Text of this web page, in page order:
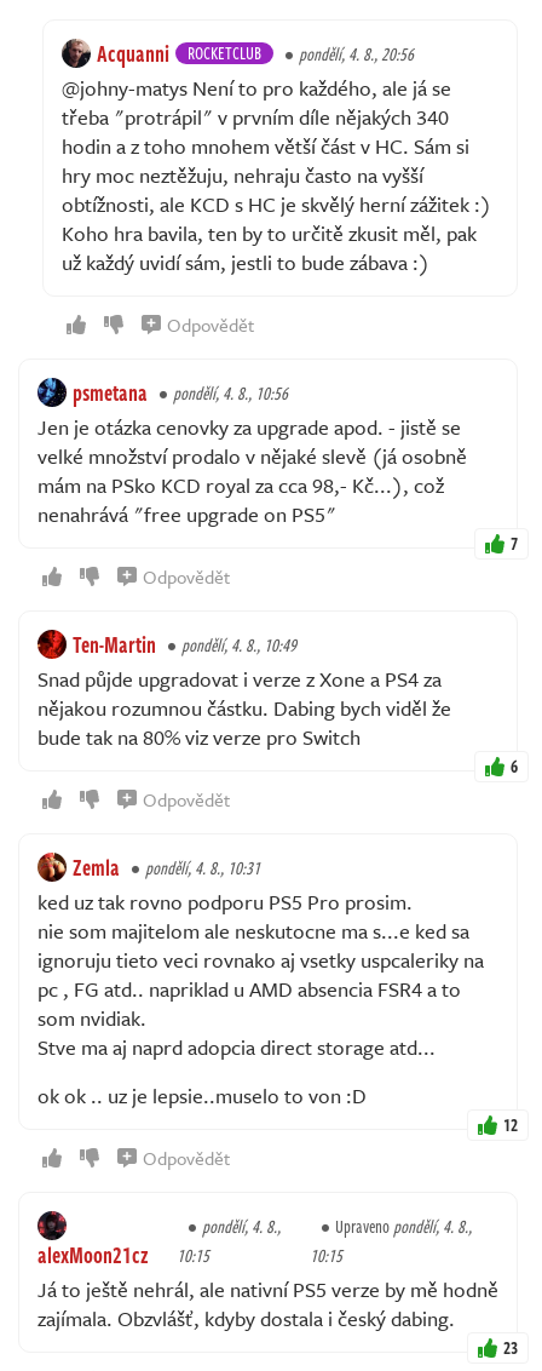
Acquanni ROCKETCLUB pondělí, 4. 8., 20:56
@johny-matys Není to pro každého, ale já se
třeba "protrápil" v prvním díle nějakých 340
hodin a z toho mnohem větší část v HC. Sám si
hry moc neztěžuju, nehraju často na vyšší
obtížnosti, ale KCD s HC je skvělý herní zážitek :)
Koho hra bavila, ten by to určitě zkusit měl, pak
už každý uvidí sám, jestli to bude zábava :)
Odpovědět
psmetana pondělí, 4. 8., 10:56
Jen je otázka cenovky za upgrade apod. - jistě se
velké množství prodalo v nějaké slevě (já osobně
mám na PSko KCD royal za cca 98,- Kč...), což
nenahrává "free upgrade on PS5"
7
Odpovědět
Ten-Martin pondělí, 4. 8., 10:49
Snad půjde upgradovat i verze z Xone a PS4 za
nějakou rozumnou částku. Dabing bych viděl že
bude tak na 80% viz verze pro Switch
6
Odpovědět
Zemla pondělí, 4. 8., 10:31
ked uz tak rovno podporu PS5 Pro prosim.
nie som majitelom ale neskutocne ma s...e ked sa
ignoruju tieto veci rovnako aj vsetky uspcaleriky na
pc , FG atd.. napriklad u AMD absencia FSR4 a to
som nvidiak.
Stve ma aj naprd adopcia direct storage atd...
ok ok .. uz je lepsie..muselo to von :D
12
Odpovědět
alexMoon21cz
pondělí, 4. 8.,
10:15
Upravenopondělí, 4. 8.,
10:15
Já to ještě nehrál, ale nativní PS5 verze by mě hodně
zajímala. Obzvlášť, kdyby dostala i český dabing.
23